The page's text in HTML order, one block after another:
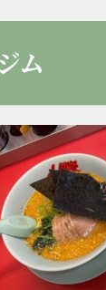
ム